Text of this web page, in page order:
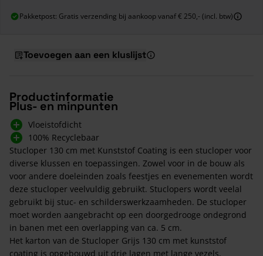
Pakketpost: Gratis verzending bij aankoop vanaf € 250,- (incl. btw)
Toevoegen aan een kluslijst
Productinformatie
Plus- en minpunten
Vloeistofdicht
100% Recyclebaar
Stucloper 130 cm met Kunststof Coating is een stucloper voor
diverse klussen en toepassingen. Zowel voor in de bouw als
voor andere doeleinden zoals feestjes en evenementen wordt
deze stucloper veelvuldig gebruikt. Stuclopers wordt veelal
gebruikt bij stuc- en schilderswerkzaamheden. De stucloper
moet worden aangebracht op een doorgedrooge ondegrond
in banen met een overlapping van ca. 5 cm.
Het karton van de Stucloper Grijs 130 cm met kunststof
coating is opgebouwd uit drie lagen met lange vezels,